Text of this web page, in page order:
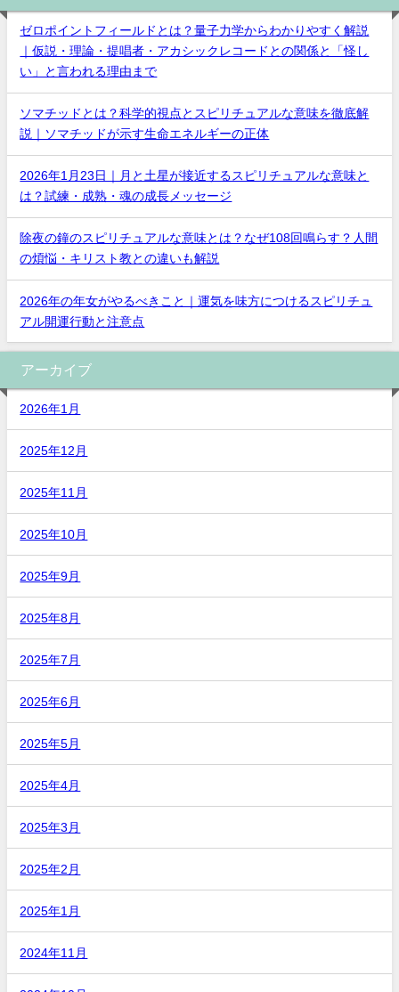
ゼロポイントフィールドとは？量子力学からわかりやすく解説
｜仮説・理論・提唱者・アカシックレコードとの関係と「怪し
い」と言われる理由まで
ソマチッドとは？科学的視点とスピリチュアルな意味を徹底解
説｜ソマチッドが示す生命エネルギーの正体
2026年1月23日｜月と土星が接近するスピリチュアルな意味と
は？試練・成熟・魂の成長メッセージ
除夜の鐘のスピリチュアルな意味とは？なぜ108回鳴らす？人間
の煩悩・キリスト教との違いも解説
2026年の年女がやるべきこと｜運気を味方につけるスピリチュ
アル開運行動と注意点
アーカイブ
2026年1月
2025年12月
2025年11月
2025年10月
2025年9月
2025年8月
2025年7月
2025年6月
2025年5月
2025年4月
2025年3月
2025年2月
2025年1月
2024年11月